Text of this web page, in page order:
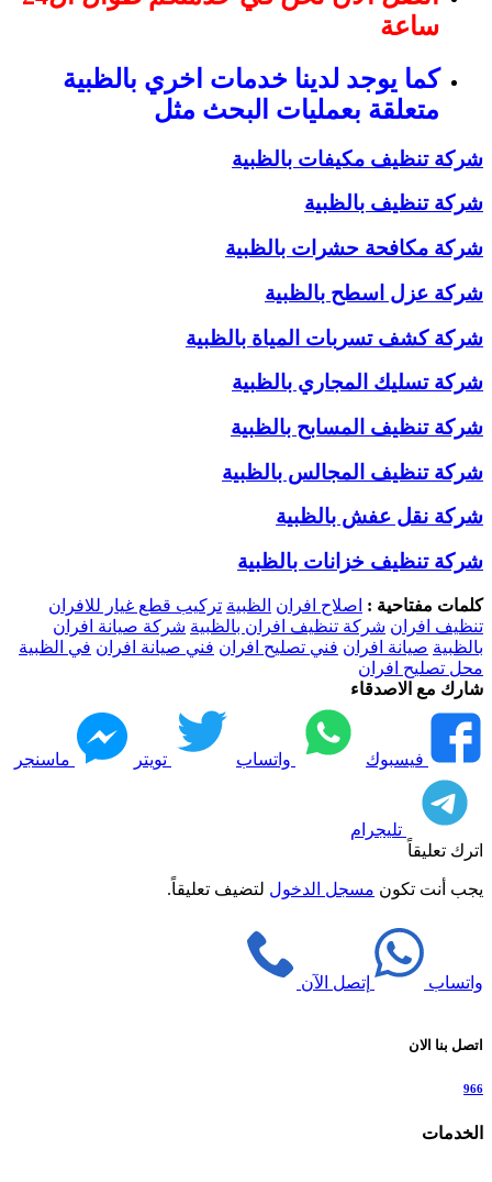
ساعة
كما يوجد لدينا خدمات اخري بالظبية
متعلقة بعمليات البحث مثل
شركة تنظيف مكيفات بالظبية
شركة تنظيف بالظبية
شركة مكافحة حشرات بالظبية
شركة عزل اسطح بالظبية
شركة كشف تسربات المياة بالظبية
شركة تسليك المجاري بالظبية
شركة تنظيف المسابح بالظبية
شركة تنظيف المجالس بالظبية
شركة نقل عفش بالظبية
شركة تنظيف خزانات بالظبية
كلمات مفتاحية : اصلاح افران الظبية تركيب قطع غيار للافران
تنظيف افران شركة تنظيف افران بالظبية شركة صيانة افران
بالظبية صيانة افران فني تصليح افران فني صيانة افران في الظبية
محل تصليح افران
شارك مع الاصدقاء
فيسبوك واتساب تويتر ماسنجر
تليجرام
اترك تعليقاً
يجب أنت تكون مسجل الدخول لتضيف تعليقاً.
واتساب إتصل الآن
اتصل بنا الان
966
الخدمات